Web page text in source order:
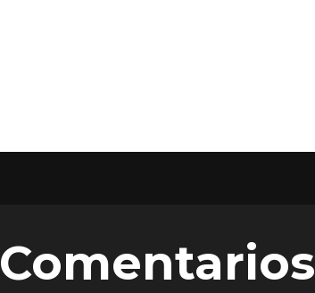
Comentarios